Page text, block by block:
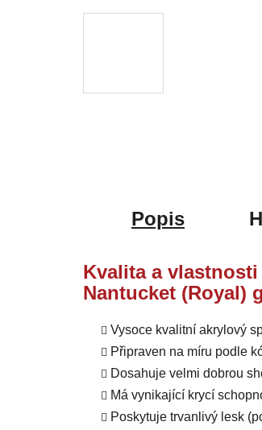
Popis
Kvalita a
Nantucket (Royal)
Vysoce kvalitní akrylový
Připraven na míru podle
Dosahuje velmi dobrou
Má vynikající krycí
Poskytuje trvanlivý lesk